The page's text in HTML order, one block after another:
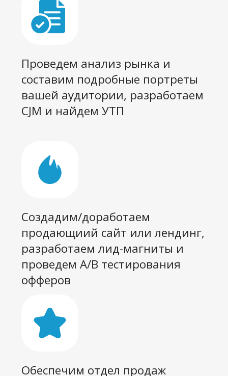
Подготовим контент-план и
регулярные рассылки по вашей
базе клиентов
Внедрим сквозную аналитику и
обучим ее использованию
Запустим рекламные кампании
на подходящих площадках
(Яндекс.Директ, VK, Авито,
бюджетом. Мы создадим
прогноз по лидам и привлечем
новые заявки по согласованной